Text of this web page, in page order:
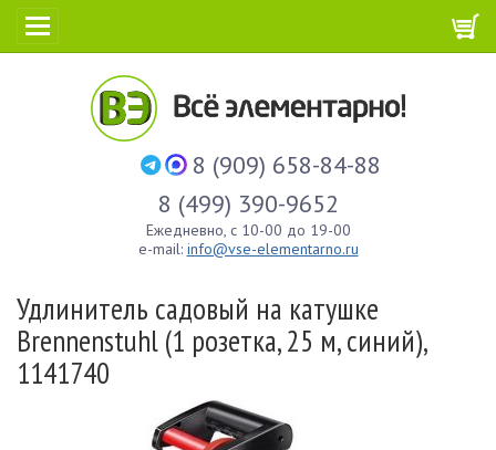
8 (909) 658-84-88
8 (499) 390-9652
Ежедневно, с 10-00 до 19-00
e-mail: info@vse-elementarno.ru
Удлинитель садовый на катушке
Brennenstuhl (1 розетка, 25 м, синий),
1141740